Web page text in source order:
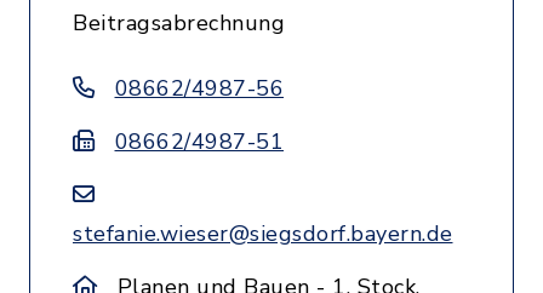
Beitragsabrechnung
08662/4987-56
08662/4987-51
stefanie.wieser@siegsdorf.bayern.de
Planen und Bauen - 1. Stock,